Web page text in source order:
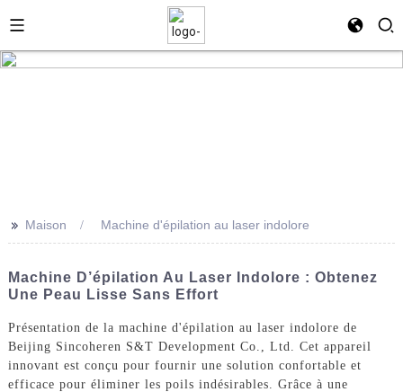
>> Maison Machine d'épilation au laser indolore
Machine D’épilation Au Laser Indolore : Obtenez
Une Peau Lisse Sans Effort
Présentation de la machine d'épilation au laser indolore de
Beijing Sincoheren S&T Development Co., Ltd. Cet appareil
innovant est conçu pour fournir une solution confortable et
efficace pour éliminer les poils indésirables. Grâce à une